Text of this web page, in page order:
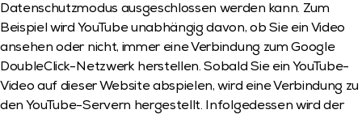
Datenschutzmodus ausgeschlossen werden kann. Zum
Beispiel wird YouTube unabhängig davon, ob Sie ein Video
ansehen oder nicht, immer eine Verbindung zum Google
DoubleClick-Netzwerk herstellen. Sobald Sie ein YouTube-
Video auf dieser Website abspielen, wird eine Verbindung zu
den YouTube-Servern hergestellt. Infolgedessen wird der